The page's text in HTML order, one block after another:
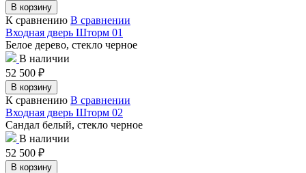
В корзину
К сравнению В сравнении
Входная дверь Шторм 01
Белое дерево, стекло черное
В наличии
52 500 ₽
В корзину
К сравнению В сравнении
Входная дверь Шторм 02
Сандал белый, стекло черное
В наличии
52 500 ₽
В корзину